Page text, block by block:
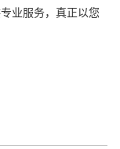
业服务，真正以您